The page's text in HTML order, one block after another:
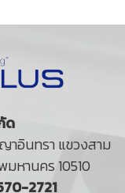
ด
าอินทรา แขวงสาม
หานคร 10510
2721